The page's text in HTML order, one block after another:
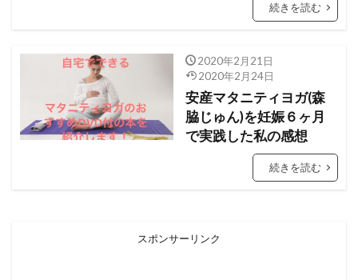
続きを読む
2020年2月21日
2020年2月24日
安産マタニティヨガ(森
脇じゅん)を妊娠６ヶ月
で実践した私の感想
続きを読む
スポンサーリンク